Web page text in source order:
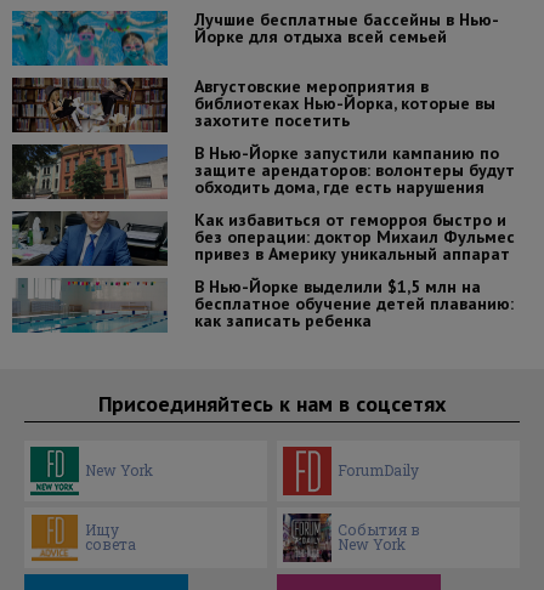
Лучшие бесплатные бассейны в Нью-
Йорке для отдыха всей семьей
Августовские мероприятия в
библиотеках Нью-Йорка, которые вы
захотите посетить
В Нью-Йорке запустили кампанию по
защите арендаторов: волонтеры будут
обходить дома, где есть нарушения
Как избавиться от геморроя быстро и
без операции: доктор Михаил Фульмес
привез в Америку уникальный аппарат
В Нью-Йорке выделили $1,5 млн на
бесплатное обучение детей плаванию:
как записать ребенка
Присоединяйтесь к нам в соцсетях
New York ForumDaily
Ищу
совета
События в
New York